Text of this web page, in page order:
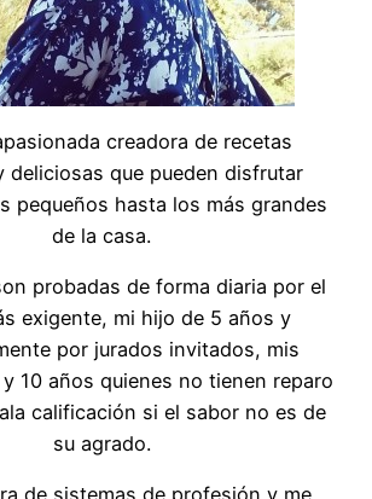
creadora de recetas
deliciosas que pueden disfrutar
pequeños hasta los más grandes
de la casa.
probadas de forma diaria por el
exigente, mi hijo de 5 años y
por jurados invitados, mis
10 años quienes no tienen reparo
calificación si el sabor no es de
su agrado.